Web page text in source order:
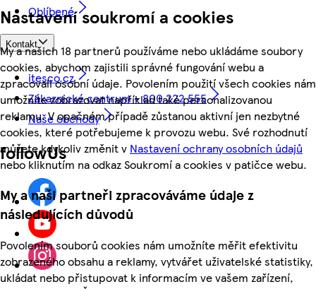
Nastavení soukromí a cookies
My a našich 18 partnerů používáme nebo ukládáme soubory
cookies, abychom zajistili správné fungování webu a
zpracovali osobní údaje. Povolením použití všech cookies nám
umožníte zobrazovat například také personalizovanou
reklamu. V opačném případě zůstanou aktivní jen nezbytné
cookies, které potřebujeme k provozu webu. Své rozhodnutí
můžete kdykoliv změnit v Nastavení ochrany osobních údajů
nebo kliknutím na odkaz Soukromí a cookies v patičce webu.
My a naši partneři zpracováváme údaje z
následujících důvodů
Povolením souborů cookies nám umožníte měřit efektivitu
zobrazeného obsahu a reklamy, vytvářet uživatelské statistiky,
ukládat nebo přistupovat k informacím ve vašem zařízení,
Oblíbené
Kontakt
itesco.cz
Zákaznické centrum - 800 222 555
Naše obchody
followUs